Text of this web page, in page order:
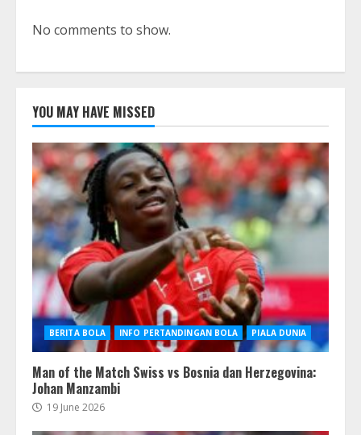
No comments to show.
YOU MAY HAVE MISSED
BERITA BOLA INFO PERTANDINGAN BOLA PIALA DUNIA
Man of the Match Swiss vs Bosnia dan Herzegovina:
Johan Manzambi
19 June 2026